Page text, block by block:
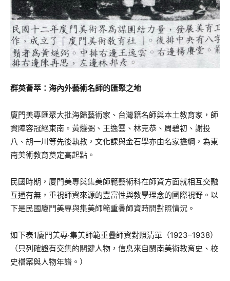
群英薈萃：海內外藝術名師的匯聚之地
廈門美專匯聚大批海歸藝術家、台灣籍名師與本土教育家，師
資陣容冠絕東南。黃燧弼、王逸雲、林克恭、周碧初、謝投
八、胡一川等先後執教，文化課與金石學亦由名家擔綱，為東
南美術教育奠定高起點。
民國時期，廈門美專與集美師範藝術科在師資方面就相互交融
互通有無，重視師資來源的豐富性與教學理念的國際視野。以
下是民國廈門美專與集美師範重疊師資時間對照情況。
如下表1廈門美專·集美師範重疊師資對照清單（1923–1938）
（只列確證有交集的關鍵人物，信息來自閩南美術教育史、校
史檔案與人物年譜。）